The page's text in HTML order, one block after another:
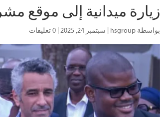
زيارة ميدانية إلى موقع
بواسطة hsgroup سبتمبر 24, 2025 | 0 تعليقات